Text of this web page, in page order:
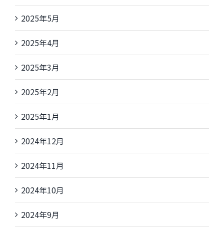
2025年5月
2025年4月
2025年3月
2025年2月
2025年1月
2024年12月
2024年11月
2024年10月
2024年9月